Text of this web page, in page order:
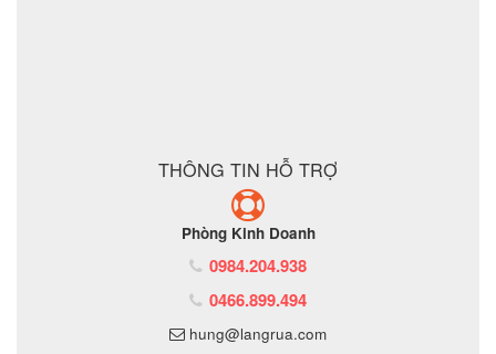
THÔNG TIN HỖ TRỢ
Phòng Kinh Doanh
0984.204.938
0466.899.494
hung@langrua.com